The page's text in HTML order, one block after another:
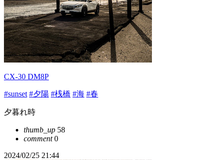
CX-30 DM8P
#sunset #夕陽 #桟橋 #海 #春
夕暮れ時
thumb_up 58
comment0
2024/02/25 21:44